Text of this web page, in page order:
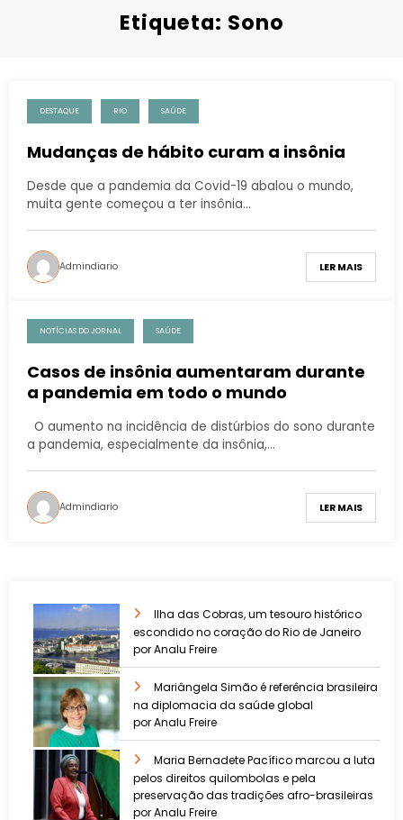
Etiqueta: Sono
DESTAQUE RIO SAÚDE
Mudanças de hábito curam a insônia
Desde que a pandemia da Covid-19 abalou o mundo,
muita gente começou a ter insônia…
Admindiario LER MAIS
NOTÍCIAS DO JORNAL SAÚDE
Casos de insônia aumentaram durante
a pandemia em todo o mundo
O aumento na incidência de distúrbios do sono durante
a pandemia, especialmente da insônia,…
Admindiario LER MAIS
Ilha das Cobras, um tesouro histórico
escondido no coração do Rio de Janeiro
por Analu Freire
Mariângela Simão é referência brasileira
na diplomacia da saúde global
por Analu Freire
Maria Bernadete Pacífico marcou a luta
pelos direitos quilombolas e pela
preservação das tradições afro-brasileiras
por Analu Freire